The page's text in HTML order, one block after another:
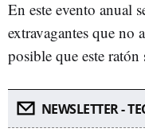
En este evento anual
extravagantes que no
posible que este ratón
NEWSLETTER -